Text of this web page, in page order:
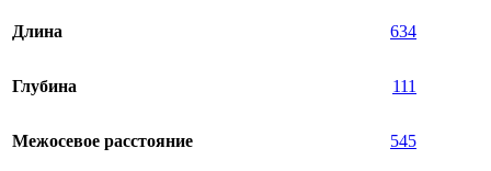
Длина 634
Глубина 111
Межосевое расстояние 545